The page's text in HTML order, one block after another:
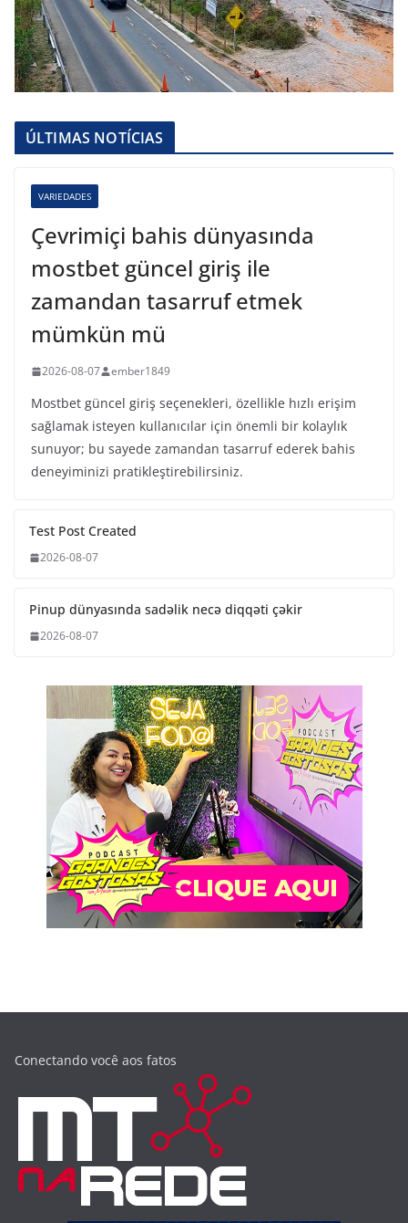
ÚLTIMAS NOTÍCIAS
VARIEDADES
Çevrimiçi bahis dünyasında
mostbet güncel giriş ile
zamandan tasarruf etmek
mümkün mü
2026-08-07 ember1849
Mostbet güncel giriş seçenekleri, özellikle hızlı erişim
sağlamak isteyen kullanıcılar için önemli bir kolaylık
sunuyor; bu sayede zamandan tasarruf ederek bahis
deneyiminizi pratikleştirebilirsiniz.
Test Post Created
2026-08-07
Pinup dünyasında sadəlik necə diqqəti çəkir
2026-08-07
Conectando você aos fatos